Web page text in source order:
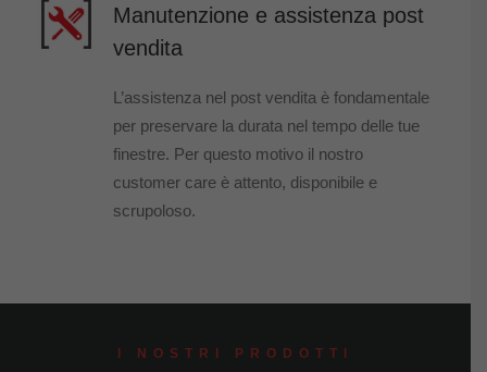
Manutenzione e assistenza post
vendita
L’assistenza nel post vendita è fondamentale
per preservare la durata nel tempo delle tue
finestre. Per questo motivo il nostro
customer care è attento, disponibile e
scrupoloso.
I NOSTRI PRODOTTI